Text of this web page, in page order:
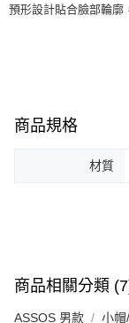
預形設計貼合臉部輪廓
商品規格
材質
商品相關分類
ASSOS 男款 小帽